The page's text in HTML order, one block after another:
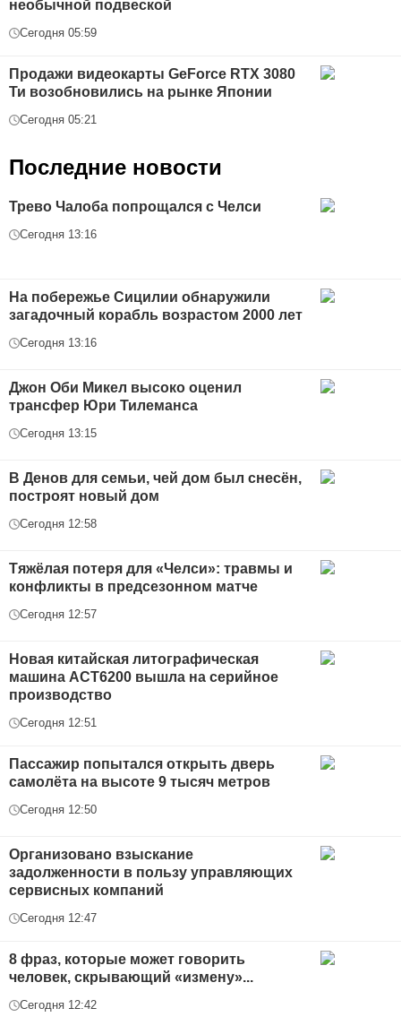
необычной подвеской
Сегодня 05:59
Продажи видеокарты GeForce RTX 3080
Ти возобновились на рынке Японии
Сегодня 05:21
Последние новости
Трево Чалоба попрощался с Челси
Сегодня 13:16
На побережье Сицилии обнаружили
загадочный корабль возрастом 2000 лет
Сегодня 13:16
Джон Оби Микел высоко оценил
трансфер Юри Тилеманса
Сегодня 13:15
В Денов для семьи, чей дом был снесён,
построят новый дом
Сегодня 12:58
Тяжёлая потеря для «Челси»: травмы и
конфликты в предсезонном матче
Сегодня 12:57
Новая китайская литографическая
машина АСТ6200 вышла на серийное
производство
Сегодня 12:51
Пассажир попытался открыть дверь
самолёта на высоте 9 тысяч метров
Сегодня 12:50
Организовано взыскание
задолженности в пользу управляющих
сервисных компаний
Сегодня 12:47
8 фраз, которые может говорить
человек, скрывающий «измену»...
Сегодня 12:42